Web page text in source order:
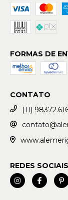
FORMAS DE
CONTATO
(11)
REDES SOCIAIS